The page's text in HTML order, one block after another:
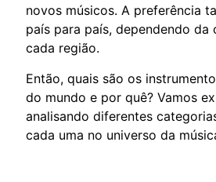
novos músicos. A preferência
país para país, dependendo da
cada região.
Então, quais são os
do mundo e por quê? Vamos
analisando diferentes
cada uma no universo da